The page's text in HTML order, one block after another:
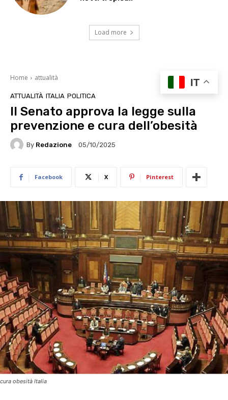
Load more